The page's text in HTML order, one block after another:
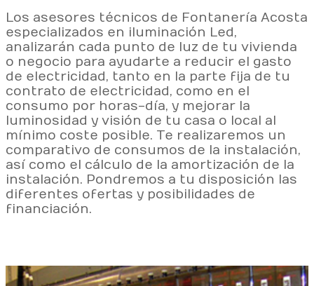
Los asesores técnicos de Fontanería Acosta
especializados en iluminación Led,
analizarán cada punto de luz de tu vivienda
o negocio para ayudarte a reducir el gasto
de electricidad, tanto en la parte fija de tu
contrato de electricidad, como en el
consumo por horas-día, y mejorar la
luminosidad y visión de tu casa o local al
mínimo coste posible. Te realizaremos un
comparativo de consumos de la instalación,
así como el cálculo de la amortización de la
instalación. Pondremos a tu disposición las
diferentes ofertas y posibilidades de
financiación.